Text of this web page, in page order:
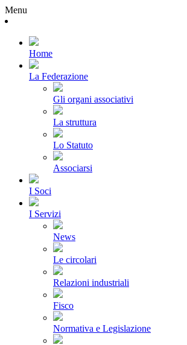
Menu
Home
La Federazione
Gli organi associativi
La struttura
Lo Statuto
Associarsi
I Soci
I Servizi
News
Le circolari
Relazioni industriali
Fisco
Normativa e Legislazione